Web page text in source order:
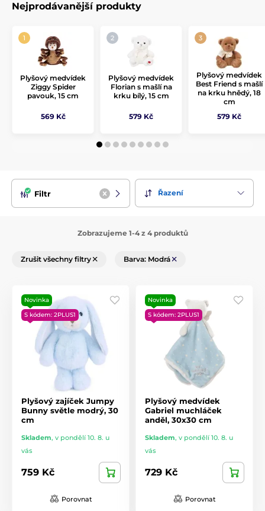
Nejprodávanější produkty
Plyšový medvídek
Ziggy Spider
pavouk, 15 cm
569 Kč
Plyšový medvídek
Florian s mašlí na
krku bílý, 15 cm
579 Kč
Plyšový medvídek
Best Friend s mašlí
na krku hnědý, 18
cm
579 Kč
Filtr Řazení
Zobrazujeme 1-4 z 4 produktů
Zrušit všechny filtry Barva: Modrá
Novinka
S kódem: 2PLUS1
Plyšový zajíček Jumpy
Bunny světle modrý, 30
cm
Skladem, v pondělí 10. 8. u
vás
759 Kč
Porovnat
Novinka
S kódem: 2PLUS1
Plyšový medvídek
Gabriel muchláček
anděl, 30x30 cm
Skladem, v pondělí 10. 8. u
vás
729 Kč
Porovnat